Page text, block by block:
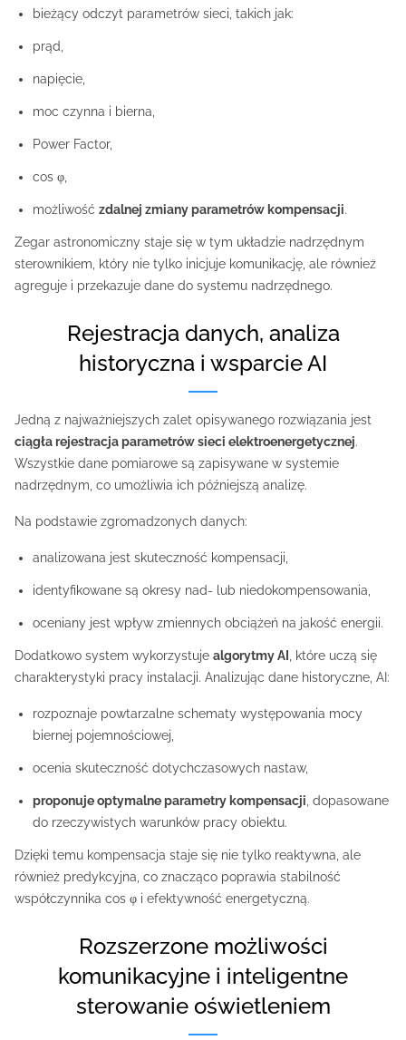
bieżący odczyt parametrów sieci, takich jak:
prąd,
napięcie,
moc czynna i bierna,
Power Factor,
cos φ,
możliwość zdalnej zmiany parametrów kompensacji.
Zegar astronomiczny staje się w tym układzie nadrzędnym
sterownikiem, który nie tylko inicjuje komunikację, ale również
agreguje i przekazuje dane do systemu nadrzędnego.
Rejestracja danych, analiza
historyczna i wsparcie AI
Jedną z najważniejszych zalet opisywanego rozwiązania jest
ciągła rejestracja parametrów sieci elektroenergetycznej.
Wszystkie dane pomiarowe są zapisywane w systemie
nadrzędnym, co umożliwia ich późniejszą analizę.
Na podstawie zgromadzonych danych:
analizowana jest skuteczność kompensacji,
identyfikowane są okresy nad- lub niedokompensowania,
oceniany jest wpływ zmiennych obciążeń na jakość energii.
Dodatkowo system wykorzystuje algorytmy AI
, które uczą się
charakterystyki pracy instalacji. Analizując dane historyczne, AI:
rozpoznaje powtarzalne schematy występowania mocy
biernej pojemnościowej,
ocenia skuteczność dotychczasowych nastaw,
proponuje optymalne parametry kompensacji , dopasowane
do rzeczywistych warunków pracy obiektu.
Dzięki temu kompensacja staje się nie tylko reaktywna, ale
również predykcyjna, co znacząco poprawia stabilność
współczynnika cos φ i efektywność energetyczną.
Rozszerzone możliwości
komunikacyjne i inteligentne
sterowanie oświetleniem